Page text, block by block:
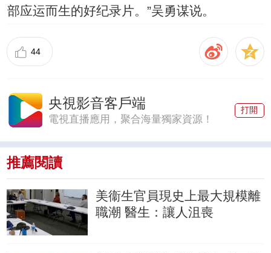
部应运而生的好纪录片。”吴勇谋说。
44
央視影音客戶端
電視直播應用，聚合海量獨家資源！
打開
推薦閱讀
美衞生官員現史上最大規模離
職潮 醫生：讓人沮喪